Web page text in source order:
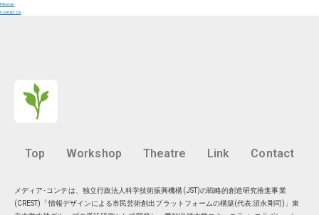
Mission
Contact Us
Top Workshop Theatre Link Contact
メディア･コンテは、独立行政法人科学技術振興機構(JST)の戦略的創造研究推進事業
(CREST)「情報デザインによる市民芸術創出プラットフォームの構築(代表:須永剛司)」東